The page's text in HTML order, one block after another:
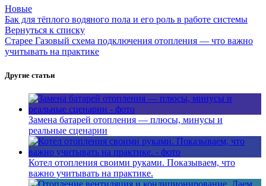
Новые
Бак для тёплого водяного пола и его роль в работе системы
Вернуться к списку
Старее Газовый схема подключения отопления — что важно
учитывать на практике
Другие статьи
Замена батарей отопления — плюсы, минусы и
реальные сценарии
Котел отопления своими руками. Показываем, что
важно учитывать на практике.